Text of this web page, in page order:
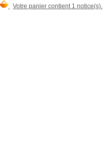
Votre panier contient 1 notice(s).